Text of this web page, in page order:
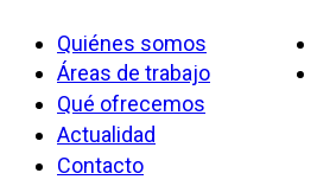
Quiénes somos
Áreas de trabajo
Qué ofrecemos
Actualidad
Contacto